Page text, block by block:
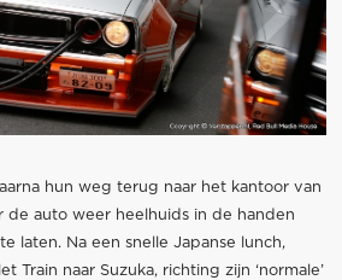
hun weg terug naar het kantoor van
de auto weer heelhuids in de handen
laten. Na een snelle Japanse lunch,
Train naar Suzuka, richting zijn ‘normale’